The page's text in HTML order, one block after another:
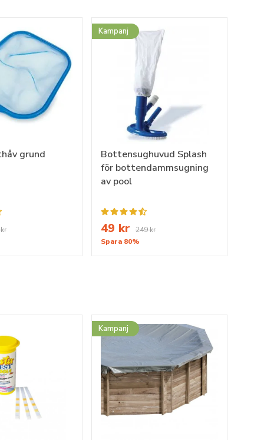
grund
Kampanj
Bottensughuvud Splash
för bottendammsugning
av pool
49 kr
249 kr
Spara 80%
Kampanj